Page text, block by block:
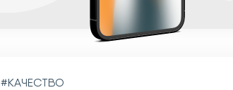
#КАЧЕСТВО